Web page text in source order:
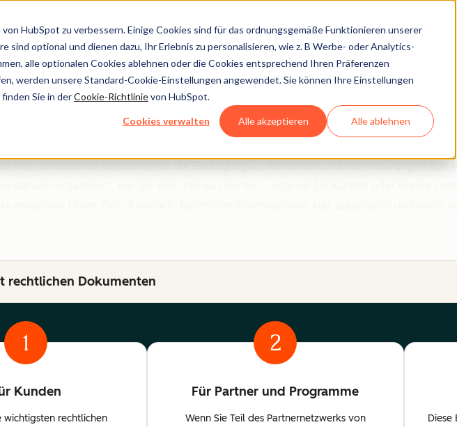
HubSpot zu verbessern. Einige Cookies sind für das ordnungsgemäße Funktionieren unserer
sind optional und dienen dazu, Ihr Erlebnis zu personalisieren, wie z. B Werbe- oder Analytics-
alle optionalen Cookies ablehnen oder die Cookies entsprechend Ihren Präferenzen
werden unsere Standard-Cookie-Einstellungen angewendet. Sie können Ihre Einstellungen
Sie in derCookie-Richtlinievon HubSpot.
Cookies verwalten Alle akzeptieren Alle ablehnen
Klare Richtlinien. Auf der Grundlage von Vertrauen.
Legal Center
Ihre umfassende Ressource für die Bedingungen, Richtlinien und Vereinbarungen von
rechtlichen Dokumenten
1
Kunden
wichtigsten rechtlichen
2
Für Partner und Programme
Wenn Sie Teil des Partnernetzwerks von